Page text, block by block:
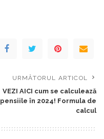
URMĂTORUL ARTICOL
VEZI AICI cum se calculează
pensiile în 2024! Formula de
calcul